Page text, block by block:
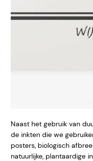
Naast het gebruik van
de inkten die we
posters, biologisch
natuurlijke, plantaardige